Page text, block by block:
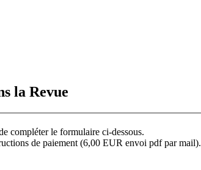
la Revue
compléter le formulaire ci-dessous.
de paiement (6,00 EUR envoi pdf par mail).